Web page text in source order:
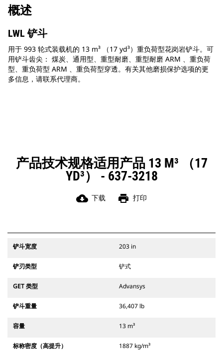
概述
LWL 铲斗
用于 993 轮式装载机的 13 m³ （17 yd³）重负荷型花岗岩铲斗。可
用铲斗齿尖： 煤炭、通用型、重型耐磨、重型耐磨 ARM 、重负荷
型、重负荷型 ARM 、重负荷型穿透。有关其他磨损保护选项的更
多信息，请联系代理商。
产品技术规格适用产品 13 M³ （17
YD³） - 637-3218
cloud_download 下载 print 打印
铲斗宽度 203 in
铲刃类型 铲式
GET 类型 Advansys
铲斗重量 36,407 lb
容量 13 m³
标称密度（高提升） 1887 kg/m³